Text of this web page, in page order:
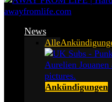
News
Alle
Ankündigungen